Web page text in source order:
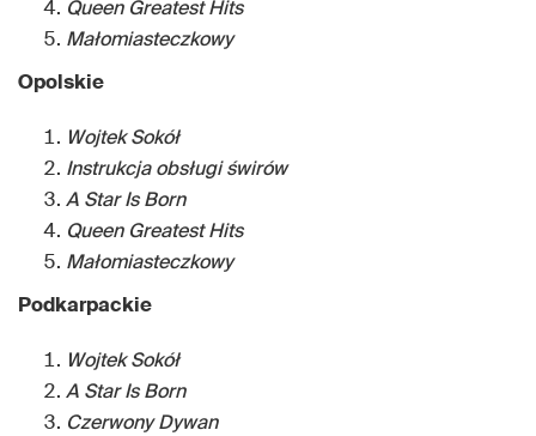
Queen Greatest Hits
Małomiasteczkowy
Opolskie
Wojtek Sokół
Instrukcja obsługi świrów
A Star Is Born
Queen Greatest Hits
Małomiasteczkowy
Podkarpackie
Wojtek Sokół
A Star Is Born
Czerwony Dywan